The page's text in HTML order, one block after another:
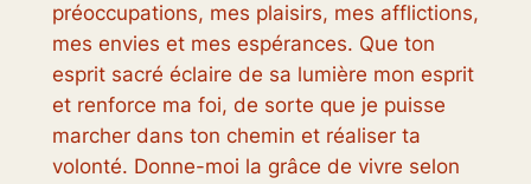
préoccupations, mes plaisirs, mes afflictions,
mes envies et mes espérances. Que ton
esprit sacré éclaire de sa lumière mon esprit
et renforce ma foi, de sorte que je puisse
marcher dans ton chemin et réaliser ta
volonté. Donne-moi la grâce de vivre selon